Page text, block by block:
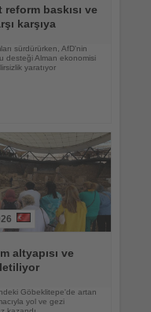
baskısı ve
karşıya
sürdürürken, AfD'nin
desteği Alman ekonomisi
yaratıyor
altyapısı ve
Göbeklitepe'de artan
yol ve gezi